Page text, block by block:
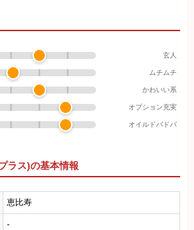
玄人
ムチムチ
かわいい系
オプション充実
オイルドバドバ
ラス)の基本情報
恵比寿
-